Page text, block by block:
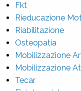
Fkt
Rieducazione
Riabilitazione
Osteopatia
Mobilizzazione
Mobilizzazione
Tecar